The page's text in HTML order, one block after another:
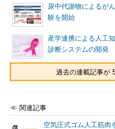
尿中代謝物によるが
験を開始
産学連携による人工
診断システムの開発
過去の連載記事が
関連記事
空気圧式ゴム人工筋肉